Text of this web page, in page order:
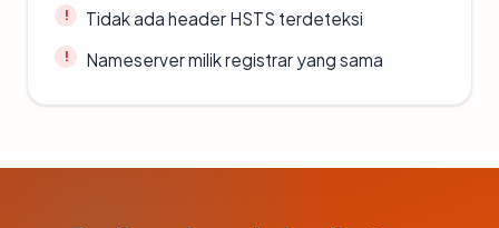
Tidak ada header HSTS terdeteksi
Nameserver milik registrar yang sama